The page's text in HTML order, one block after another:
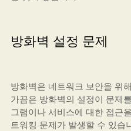
방화벽 설정 문제
방화벽은 네트워크 보안을 위
가끔은 방화벽의 설정이 문제
그램이나 서비스에 대한 접근
트워킹 문제가 발생할 수 있습